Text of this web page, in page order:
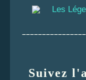
Les
Suivez